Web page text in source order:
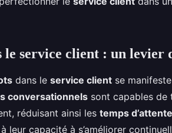
le service client : un levier
dans le service client se
conversationnels sont capables de
réduisant ainsi les temps d’attente
leur capacité à s’améliorer